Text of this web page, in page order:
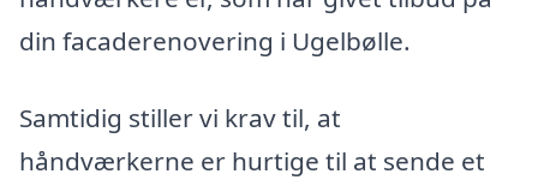
din facaderenovering i Ugelbølle.
Samtidig stiller vi krav til, at
håndværkerne er hurtige til at sende et